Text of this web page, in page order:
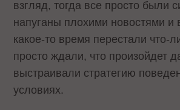
взгляд, тогда все просто были
напуганы плохими новостями и
какое-то время перестали что-
просто ждали, что произойдет
выстраивали стратегию
условиях.